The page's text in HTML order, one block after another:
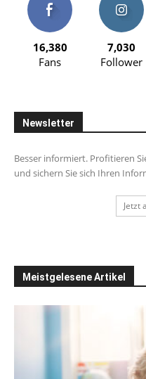
16,380
Fans
7,030
Follower
Newsletter
Besser informiert. Profitieren
und sichern Sie sich Ihren
Jetzt
Meistgelesene Artikel